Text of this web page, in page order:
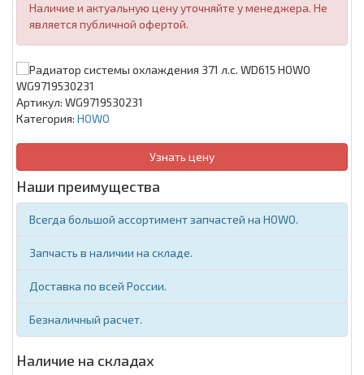
Наличие и актуальную цену уточняйте у менеджера. Не
является публичной офертой.
Артикул: WG9719530231
Категория: HOWO
Узнать цену
Наши преимущества
Всегда большой ассортимент запчастей на HOWO.
Запчасть в наличии на складе.
Доставка по всей России.
Безналичный расчет.
Наличие на складах